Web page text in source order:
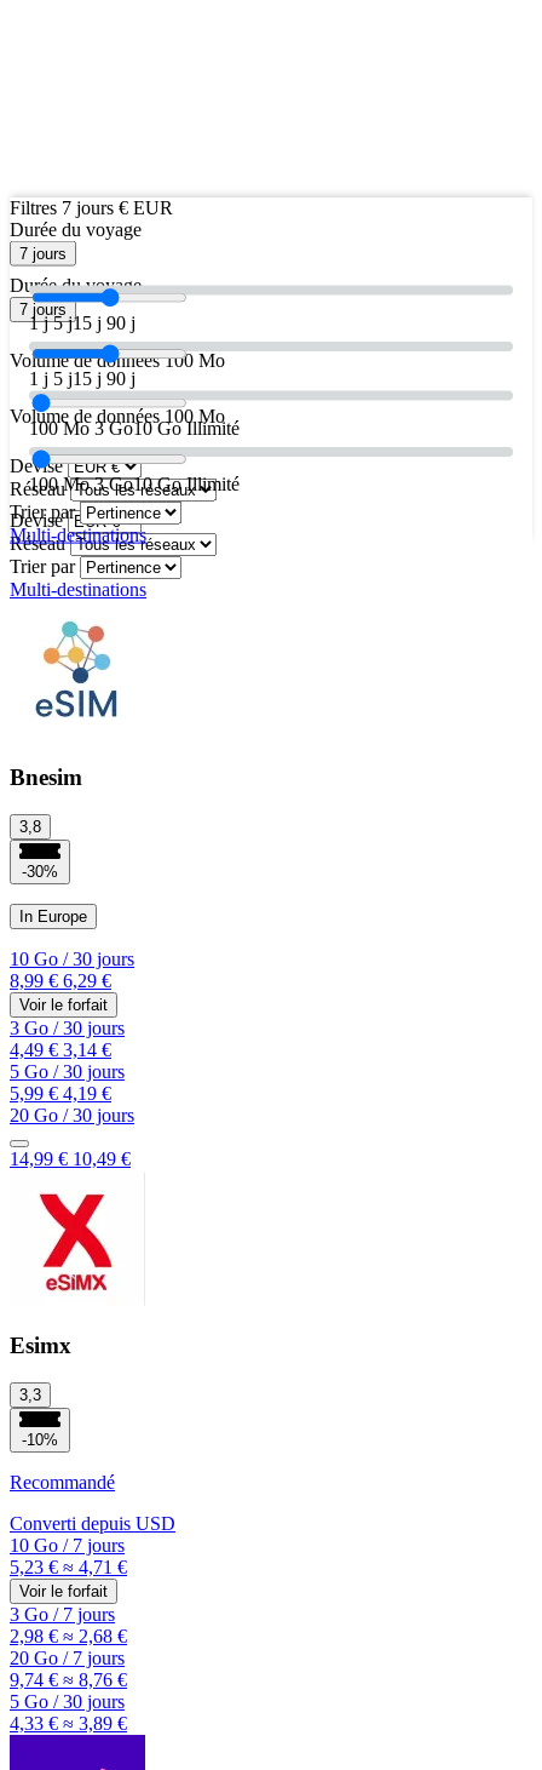
Filtres 7 jours € EUR
Durée du voyage
7 jours
1 j 5 j15 j 90 j
Volume de données 100 Mo
100 Mo 3 Go10 Go Illimité
Devise
Réseau
Trier par
Multi-destinations
Durée du voyage
7 jours
1 j 5 j15 j 90 j
Volume de données 100 Mo
100 Mo 3 Go10 Go Illimité
Devise
Réseau
Trier par
Multi-destinations
Bnesim
3,8
-30%
In Europe
10 Go /30 jours
8,99 € 6,29 €
Voir le forfait
3 Go /30 jours
4,49 € 3,14 €
5 Go /30 jours
5,99 € 4,19 €
20 Go /30 jours
14,99 € 10,49 €
Esimx
3,3
-10%
Recommandé
Converti depuis USD
10 Go /7 jours
5,23 € ≈ 4,71 €
Voir le forfait
3 Go /7 jours
2,98 € ≈ 2,68 €
20 Go /7 jours
9,74 € ≈ 8,76 €
5 Go /30 jours
4,33 € ≈ 3,89 €